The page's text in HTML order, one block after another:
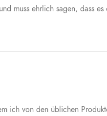
muss ehrlich sagen, dass
ich von den üblichen